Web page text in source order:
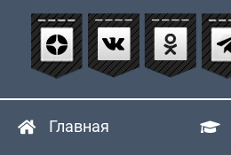
Главная